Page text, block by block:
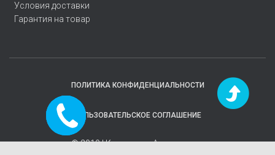
Условия доставки
Гарантия на товар
ПОЛИТИКА КОНФИДЕНЦИАЛЬНОСТИ
ПОЛЬЗОВАТЕЛЬСКОЕ СОГЛАШЕНИЕ
© 2019 | Компания«Аквавектор»
Заказать
звонок